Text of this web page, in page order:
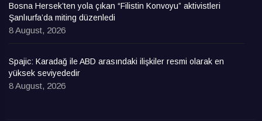
Bosna Hersek’ten yola çıkan “Filistin Konvoyu” aktivistleri
Şanlıurfa’da miting düzenledi
8 August, 2026
Spajic: Karadağ ile ABD arasındaki ilişkiler resmi olarak en
yüksek seviyededir
8 August, 2026